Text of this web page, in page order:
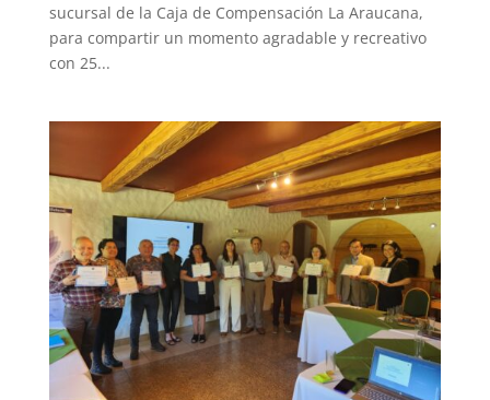
sucursal de la Caja de Compensación La Araucana,
para compartir un momento agradable y recreativo
con 25...